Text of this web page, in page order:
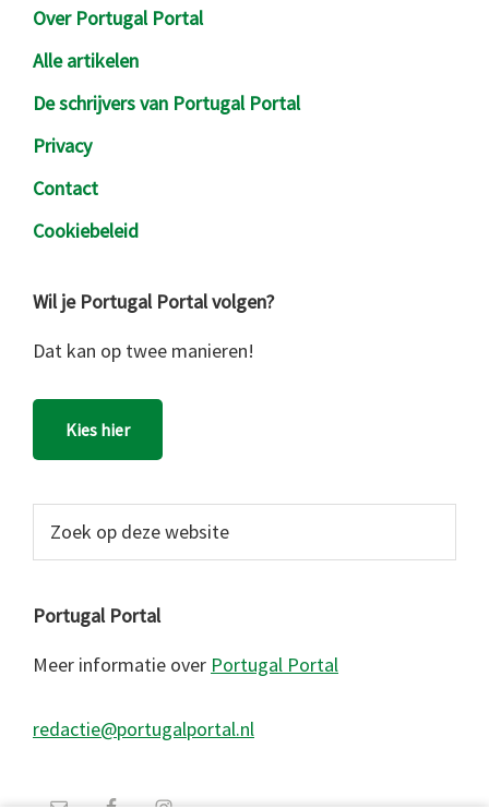
Over Portugal Portal
Alle artikelen
De schrijvers van Portugal Portal
Privacy
Contact
Cookiebeleid
Wil je Portugal Portal volgen?
Dat kan op twee manieren!
Kies hier
website
Portugal Portal
Meer informatie over Portugal Portal
redactie@portugalportal.nl